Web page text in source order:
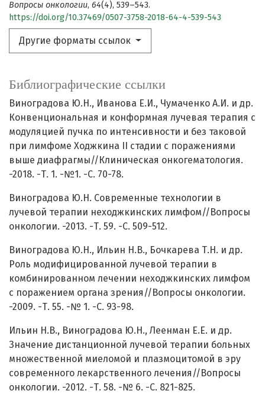
Вопросы онкологии, 64(4), 539–543.
https://doi.org/10.37469/0507-3758-2018-64-4-539-543
Другие форматы ссылок
Библиографические ссылки
Виноградова Ю.Н., Иванова Е.И., Чумаченко А.И. и др.
Конвенциональная и конформная лучевая терапия с
модуляцией пучка по интенсивности и без таковой
при лимфоме Ходжкина II стадии с поражениями
выше диафрагмы//Клиническая онкогематология.
-2018. -Т. 1. -№1. -С. 70-78.
Виноградова Ю.Н. Современные технологии в
лучевой терапии неходжкинских лимфом//Вопросы
онкологии. -2013. -Т. 59. -С. 509-512.
Виноградова Ю.Н., Ильин Н.В., Бочкарева Т.Н. и др.
Роль модифицированной лучевой терапии в
комбинированном лечении неходжкинских лимфом
с поражением органа зрения//Вопросы онкологии.
-2009. -Т. 55. -№ 1. -С. 93-98.
Ильин Н.В., Виноградова Ю.Н., Леенман Е.Е. и др.
Значение дистанционной лучевой терапии больных
множественной миеломой и плазмоцитомой в эру
современного лекарственного лечения//Вопросы
онкологии. -2012. -Т. 58. -№ 6. -С. 821-825.